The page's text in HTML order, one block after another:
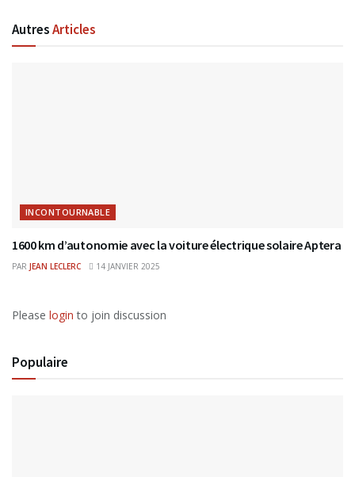
AutresArticles
INCONTOURNABLE
1600 km d’autonomie avec la voiture électrique solaire Aptera
PAR JEAN LECLERC 14 JANVIER 2025
Please login to join discussion
Populaire